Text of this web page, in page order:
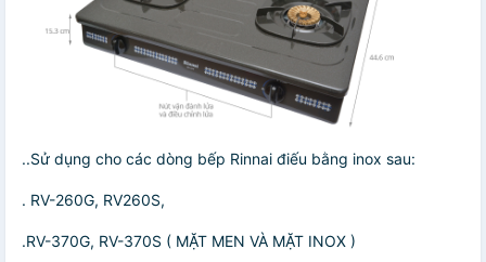
..Sử dụng cho các dòng bếp Rinnai điếu bằng inox sau:
. RV-260G, RV260S,
.RV-370G, RV-370S ( MẶT MEN VÀ MẶT INOX )